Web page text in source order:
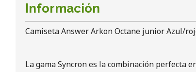
Información
Camiseta Answer Arkon Octane junior Azul/
La gama Syncron es la combinación perfecta